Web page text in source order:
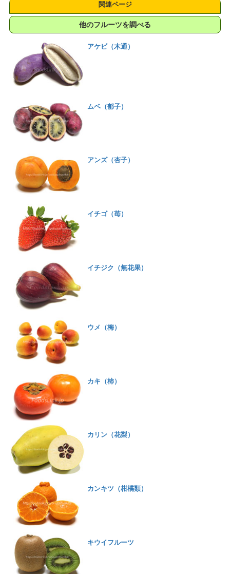
関連ページ
他のフルーツを調べる
アケビ（木通）
ムベ（郁子）
アンズ（杏子）
イチゴ（苺）
イチジク（無花果）
ウメ（梅）
カキ（柿）
カリン（花梨）
カンキツ（柑橘類）
キウイフルーツ